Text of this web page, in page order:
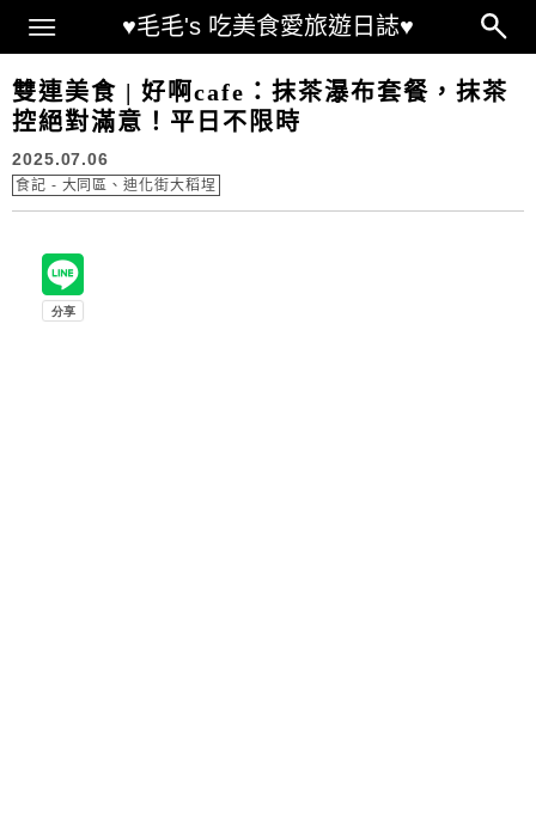
♥毛毛's 吃美食愛旅遊日誌♥
Main Menu
雙連美食 | 好啊cafe：抹茶瀑布套餐，抹茶
控絕對滿意！平日不限時
2025.07.06
食記 - 大同區、迪化街大稻埕